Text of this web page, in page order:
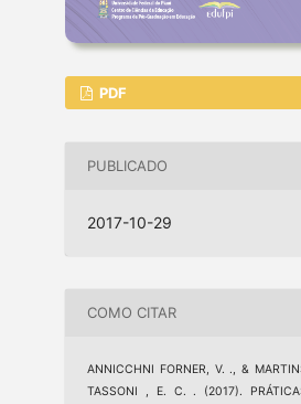
PDF
PUBLICADO
2017-10-29
COMO CITAR
ANNICCHNI FORNER, V. ., &
TASSONI , E. C. . (2017).